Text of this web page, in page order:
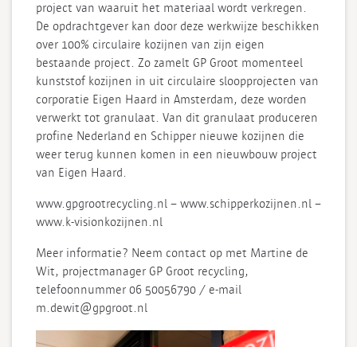
project van waaruit het materiaal wordt verkregen.
De opdrachtgever kan door deze werkwijze beschikken
over 100% circulaire kozijnen van zijn eigen
bestaande project. Zo zamelt GP Groot momenteel
kunststof kozijnen in uit circulaire sloopprojecten van
corporatie Eigen Haard in Amsterdam, deze worden
verwerkt tot granulaat. Van dit granulaat produceren
profine Nederland en Schipper nieuwe kozijnen die
weer terug kunnen komen in een nieuwbouw project
van Eigen Haard.
www.gpgrootrecycling.nl – www.schipperkozijnen.nl –
www.k-visionkozijnen.nl
Meer informatie? Neem contact op met Martine de
Wit, projectmanager GP Groot recycling,
telefoonnummer 06 50056790 / e-mail
m.dewit@gpgroot.nl